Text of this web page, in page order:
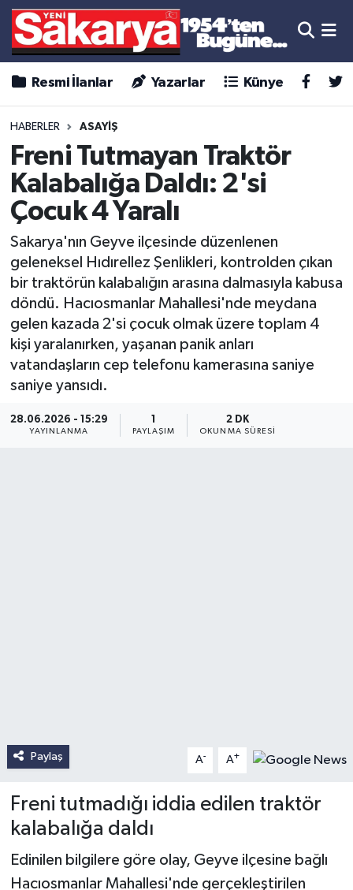
Resmi İlanlar Yazarlar Künye
HABERLER ASAYİŞ
Freni Tutmayan Traktör
Kalabalığa Daldı: 2'si
Çocuk 4 Yaralı
Sakarya'nın Geyve ilçesinde düzenlenen
geleneksel Hıdırellez Şenlikleri, kontrolden çıkan
bir traktörün kalabalığın arasına dalmasıyla kabusa
döndü. Hacıosmanlar Mahallesi'nde meydana
gelen kazada 2'si çocuk olmak üzere toplam 4
kişi yaralanırken, yaşanan panik anları
vatandaşların cep telefonu kamerasına saniye
saniye yansıdı.
28.06.2026 - 15:29
YAYINLANMA PAYLAŞIM
2 DK
OKUNMA SÜRESI
Paylaş A- A+
Freni tutmadığı iddia edilen traktör
kalabalığa daldı
Edinilen bilgilere göre olay, Geyve ilçesine bağlı
Hacıosmanlar Mahallesi'nde gerçekleştirilen